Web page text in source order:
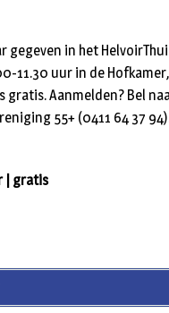
in het
11.30 uur in de
Aanmelden? Bel
55+ (0411 64 37
| gratis